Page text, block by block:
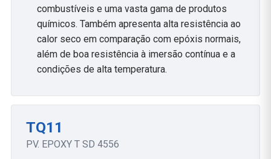
combustíveis e uma vasta gama de produtos
químicos. Também apresenta alta resistência ao
calor seco em comparação com epóxis normais,
além de boa resistência à imersão contínua e a
condições de alta temperatura.
TQ11
PV. EPOXY T SD 4556